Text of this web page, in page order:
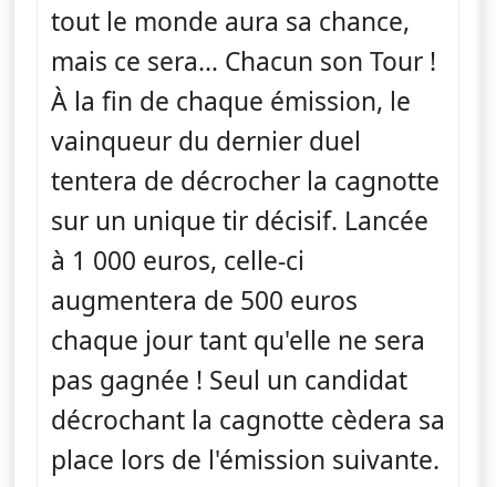
tout le monde aura sa chance,
mais ce sera… Chacun son Tour !
À la fin de chaque émission, le
vainqueur du dernier duel
tentera de décrocher la cagnotte
sur un unique tir décisif. Lancée
à 1 000 euros, celle-ci
augmentera de 500 euros
chaque jour tant qu'elle ne sera
pas gagnée ! Seul un candidat
décrochant la cagnotte cèdera sa
place lors de l'émission suivante.